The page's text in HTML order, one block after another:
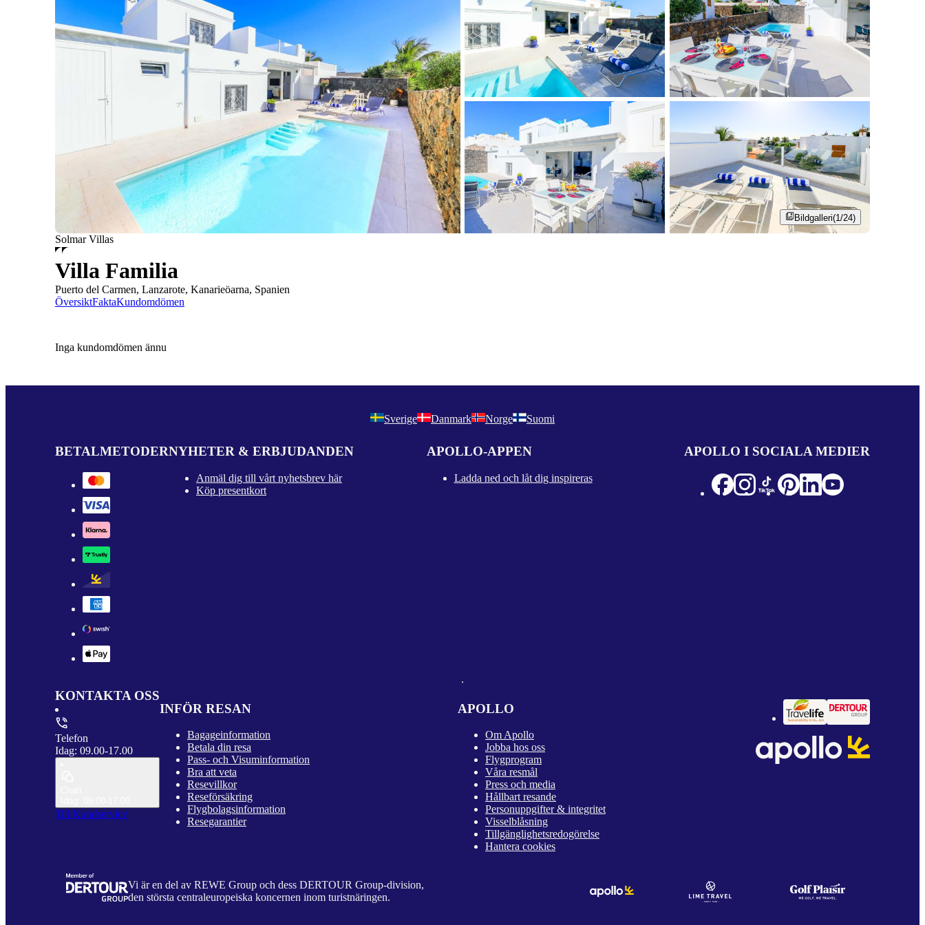
Bildgalleri(1/24)
Solmar Villas
Villa Familia
Puerto del Carmen, Lanzarote, Kanarieöarna, Spanien
ÖversiktFaktaKundomdömen
Inga kundomdömen ännu
Sverige Danmark Norge Suomi
BETALMETODERNYHETER & ERBJUDANDEN
Anmäl dig till vårt nyhetsbrev här
Köp presentkort
APOLLO-APPEN
Ladda ned och låt dig inspireras
APOLLO I SOCIALA MEDIER
KONTAKTA OSS
Telefon
Idag: 09.00-17.00
Till Kundservice
INFÖR RESAN
Bagageinformation
Betala din resa
Pass- och Visuminformation
Bra att veta
Resevillkor
Reseförsäkring
Flygbolagsinformation
Resegarantier
APOLLO
Om Apollo
Jobba hos oss
Flygprogram
Våra resmål
Press och media
Hållbart resande
Personuppgifter & integritet
Visselblåsning
Tillgänglighetsredogörelse
Hantera cookies
Vi är en del av REWE Group och dess DERTOUR Group-division,
den största centraleuropeiska koncernen inom turistnäringen.